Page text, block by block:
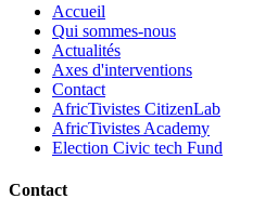
Accueil
Qui sommes-nous
Actualités
Axes d'interventions
Contact
AfricTivistes CitizenLab
AfricTivistes Academy
Election Civic tech Fund
Contact